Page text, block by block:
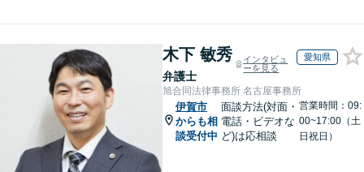
木下 敏秀
弁護士
インタビュ
ーを見る
愛知県
旭合同法律事務所 名古屋事務所
伊賀市
からも相
談受付中
面談方法(対面・
電話・ビデオな
ど)は応相談
営業時間：09:
00~17:00（土
日祝日）